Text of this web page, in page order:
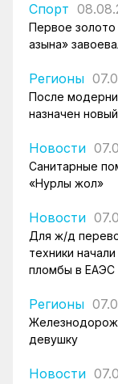
Спорт
Первое
Қазына»
Регионы
После
назначен
Новости
Санитарные
«Нурлы жол»
Новости
Для ж/д
техники
пломбы в ЕАЭС
Регионы
девушку
Новости